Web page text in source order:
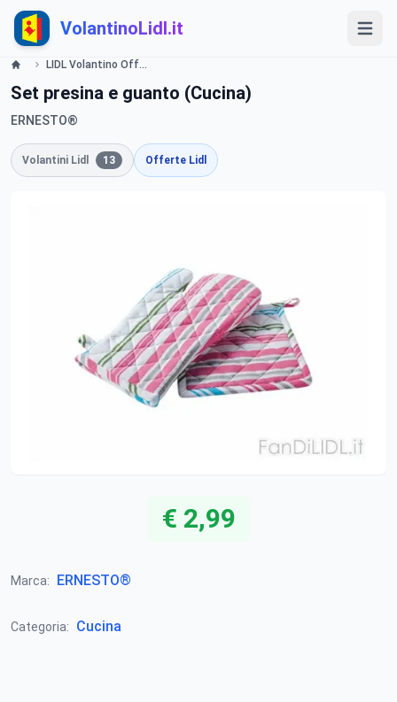
VolantinoLidl.it
LIDL Volantino Offerte e Promozion - Cucina - Offerte valide dal 29 dicembre 2015 Lidl
Set presina e guanto (Cucina)
ERNESTO®
Volantini Lidl 13 Offerte Lidl
€ 2,99
Marca: ERNESTO®
Categoria: Cucina